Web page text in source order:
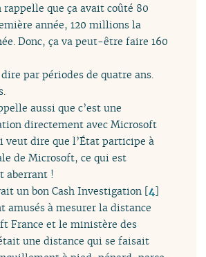
rappelle que ça avait coûté 80
année, 120 millions la
Donc, ça va peut-être faire 160
par périodes de quatre ans.
aussi que c’est une
directement avec Microsoft
veut dire que l’État participe à
de Microsoft, ce qui est
aberrant !
un bon Cash Investigation [4]
amusés à mesurer la distance
France et le ministère des
une distance qui se faisait